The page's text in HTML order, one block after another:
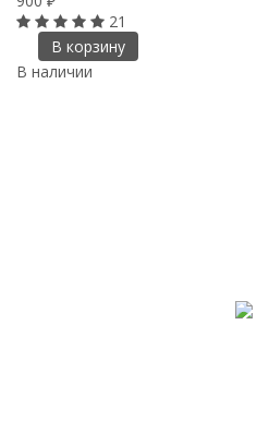
21
В корзину
В наличии